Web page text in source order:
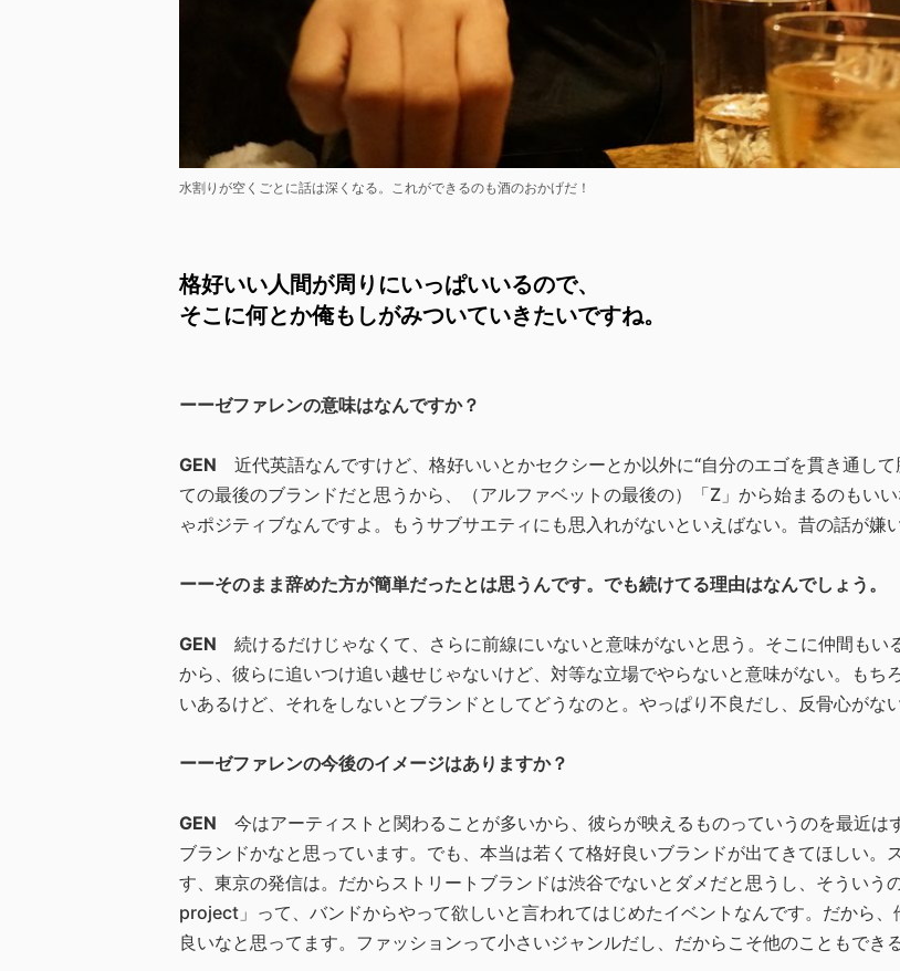
水割りが空くごとに話は深くなる。これができるのも酒のおかげだ！
格好いい人間が周りにいっぱいいるので、
そこに何とか俺もしがみついていきたいですね。
ーーゼファレンの意味はなんですか？
GEN 近代英語なんですけど、格好いいとかセクシーとか以外に“自分のエゴを貫き通し
ての最後のブランドだと思うから、（アルファベットの最後の）「Z」から始まるのもい
ゃポジティブなんですよ。もうサブサエティにも思入れがないといえばない。昔の話が嫌
ーーそのまま辞めた方が簡単だったとは思うんです。でも続けてる理由はなんでしょう。
GEN 続けるだけじゃなくて、さらに前線にいないと意味がないと思う。そこに仲間も
から、彼らに追いつけ追い越せじゃないけど、対等な立場でやらないと意味がない。も
いあるけど、それをしないとブランドとしてどうなのと。やっぱり不良だし、反骨心がな
ーーゼファレンの今後のイメージはありますか？
GEN 今はアーティストと関わることが多いから、彼らが映えるものっていうのを最近
ブランドかなと思っています。でも、本当は若くて格好良いブランドが出てきてほしい
す、東京の発信は。だからストリートブランドは渋谷でないとダメだと思うし、そういう
project」って、バンドからやって欲しいと言われてはじめたイベントなんです。だから
良いなと思ってます。ファッションって小さいジャンルだし、だからこそ他のこともでき